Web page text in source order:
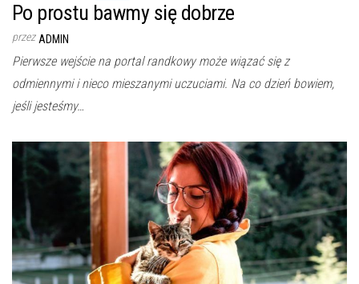
Po prostu bawmy się dobrze
przez ADMIN
Pierwsze wejście na portal randkowy może wiązać się z
odmiennymi i nieco mieszanymi uczuciami. Na co dzień bowiem,
jeśli jesteśmy…